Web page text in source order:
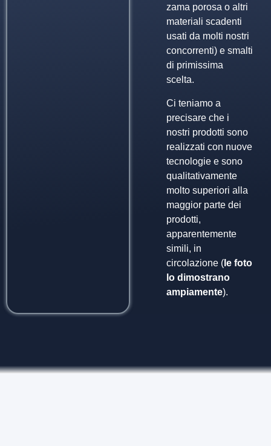
zama porosa o altri
materiali scadenti
usati da molti nostri
concorrenti) e smalti
di primissima
scelta.
Ci teniamo a
precisare che i
nostri prodotti sono
realizzati con nuove
tecnologie e sono
qualitativamente
molto superiori alla
maggior parte dei
prodotti,
apparentemente
simili, in
circolazione (le foto
lo dimostrano
ampiamente).